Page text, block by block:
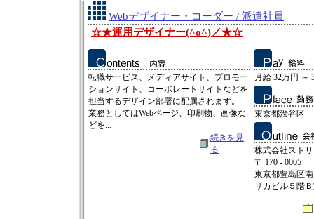
Webデザイナー・コーダー / 派遣社員
☆★運用デザイナー(^o^)／★☆
転職サービス、メディアサイト、プロモー
ションサイト、コーポレートサイトなどを
担当するデザイン部署に配属されます。
業務としてはWebページ、印刷物、画像な
どを...
続きを見
る
月給 32万円 ～
東京都渋谷区
株式会社スト
〒 170 - 0005
東京都豊島区
サカビル５階